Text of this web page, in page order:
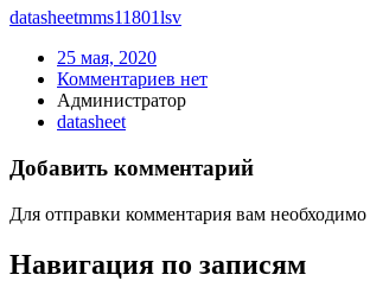
datasheetmms11801lsv
25 мая, 2020
Комментариев нет
Администратор
datasheet
Добавить комментарий
Для отправки комментария вам необходимо
Навигация по записям